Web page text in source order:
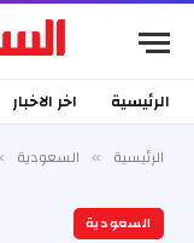
الرئيسية اخر الاخبار
الرئيسية » السعودية
السعودية